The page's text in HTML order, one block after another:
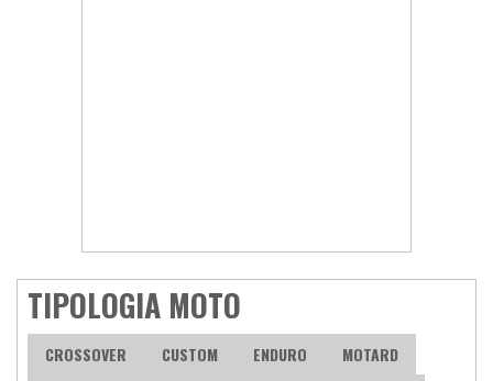
TIPOLOGIA MOTO
CROSSOVER CUSTOM ENDURO
MOTARD